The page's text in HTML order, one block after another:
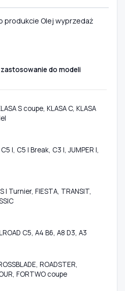
produkcie Olej wyprzedaż
do modeli
S coupe, KLASA C, KLASA
C5 I, C5 I Break, C3 I, JUMPER I,
I Turnier, FIESTA, TRANSIT,
C5, A4 B6, A8 D3, A3
ROADSTER,
FORTWO coupe